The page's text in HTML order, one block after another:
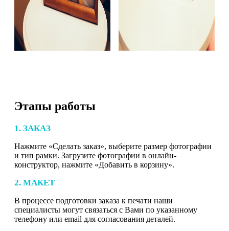
Этапы работы
1. ЗАКАЗ
Нажмите «Сделать заказ», выберите размер фотографии
и тип рамки. Загрузите фотографии в онлайн-
конструктор, нажмите «Добавить в корзину».
2. МАКЕТ
В процессе подготовки заказа к печати наши
специалисты могут связаться с Вами по указанному
телефону или email для согласования деталей.